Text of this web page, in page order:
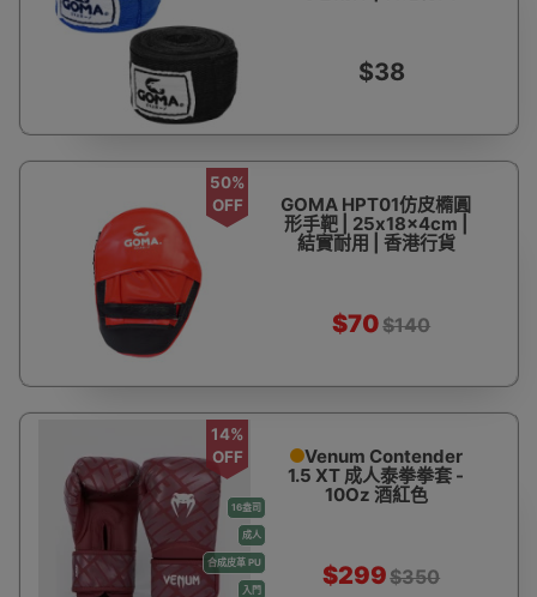
$38
50%
OFF
GOMA HPT01仿皮橢圓
形手靶 | 25x18x4cm |
結實耐用 | 香港行貨
$70$140
16盎司
成人
合成皮革 PU
入門
14%
OFF
Venum Contender
1.5 XT 成人泰拳拳套 -
10Oz 酒紅色
$299$350